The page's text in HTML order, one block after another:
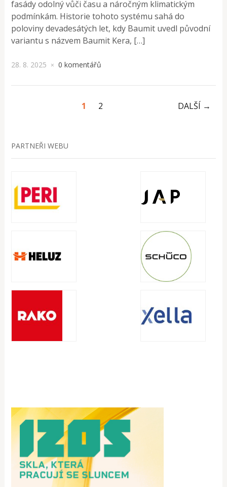
fasády odolný vůči času a náročným klimatickým
podmínkám. Historie tohoto systému sahá do
poloviny devadesátých let, kdy Baumit uvedl původní
variantu s názvem Baumit Kera, […]
28. 8. 2025 × 0 komentářů
1 2 DALŠÍ →
PARTNEŘI WEBU